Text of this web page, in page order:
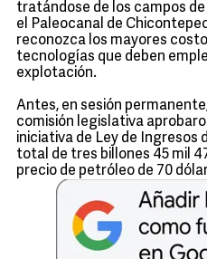
tratándose de los campos
el Paleocanal de
reconozca los mayores
tecnologías que deben
explotación.
Antes, en sesión
comisión legislativa
iniciativa de Ley de Ingresos
total de tres billones 45 mil
precio de petróleo de 70